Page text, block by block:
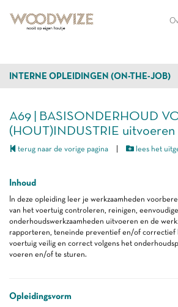
INTERNE OPLEIDINGEN (ON-THE-JOB)
A69 | BASISONDERHOUD
(HOUT)INDUSTRIE uitvoeren
terug naar de vorige pagina lees het
Inhoud
In deze opleiding leer je werkzaamheden
van het voertuig controleren, reinigen, eenvoudige
onderhoudswerkzaamheden uitvoeren en de
rapporteren, teneinde preventief en/of correctief
voertuig veilig en correct volgens het
voeren en/of te sturen.
Opleidingsvorm